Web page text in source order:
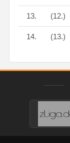
13. (12.)
14. (13.)